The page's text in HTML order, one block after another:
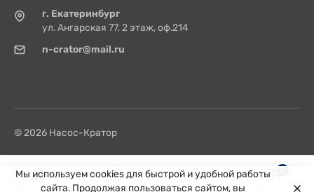
г. Екатеринбург
ул. Ангарская 77, 2 этаж, оф.214
n-crator@mail.ru
© 2026 Насос-Кратор
Мы используем cookies для быстрой и удобной работы
сайта. Продолжая пользоваться сайтом, вы